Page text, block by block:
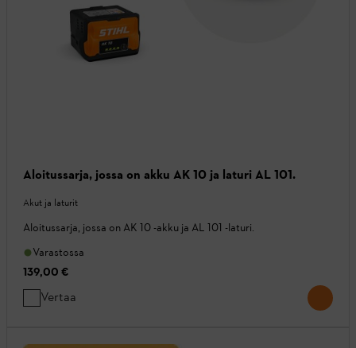
Aloitussarja, jossa on akku AK 10 ja laturi AL 101.
Akut ja laturit
Aloitussarja, jossa on AK 10 -akku ja AL 101 -laturi.
Varastossa
139,00 €
Vertaa